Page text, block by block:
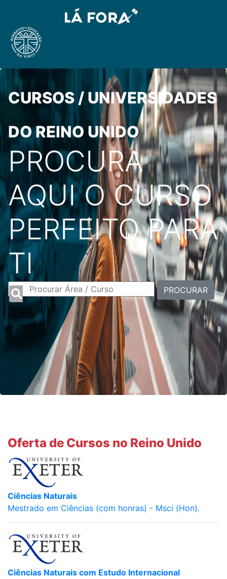
CURSOS / UNIVERSIDADES
DO REINO UNIDO
PROCURA
AQUI O CURSO
PERFEITO PARA
TI
PROCURAR
Oferta de Cursos no Reino Unido
Ciências Naturais
Mestrado em Ciências (com honras) - Msci (Hon).
Ciências Naturais com Estudo Internacional